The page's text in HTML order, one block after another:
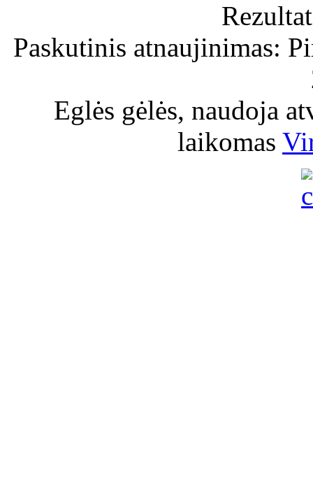
Paskutinis atnaujinimas:
Eglės gėlės, naudoja
laikomas